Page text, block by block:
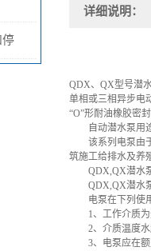
停
详细说明：
QDX、QX型号潜
单相或三相异步电
“O”形耐油橡胶密
自动潜水泵用途
该系列电泵由于
筑施工给排水及养
QDX,QX潜水泵
QDX,QX潜水泵
电泵在下列使用
1、工作介质为无
2、介质温度水
3、电泵应在额